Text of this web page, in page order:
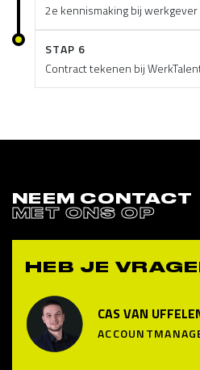
2e kennismaking bij werkgever
STAP 6
Contract tekenen bij
NEEM CONTACT
MET ONS OP
HEB JE
CAS VAN